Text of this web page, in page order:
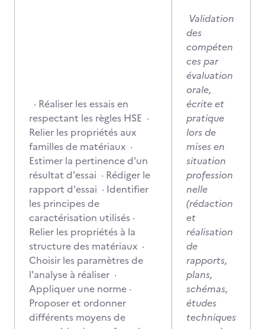
· Réaliser les essais en
respectant les règles HSE ·
Relier les propriétés aux
familles de matériaux ·
Estimer la pertinence d'un
résultat d'essai · Rédiger le
rapport d'essai · Identifier
les principes de
caractérisation utilisés ·
Relier les propriétés à la
structure des matériaux ·
Choisir les paramètres de
l'analyse à réaliser ·
Appliquer une norme ·
Proposer et ordonner
différents moyens de
Validation
des
compéten
ces par
évaluation
orale,
écrite et
pratique
lors de
mises en
situation
profession
nelle
(rédaction
et
réalisation
de
rapports,
plans,
schémas,
études
techniques